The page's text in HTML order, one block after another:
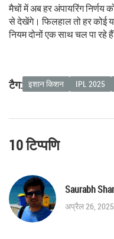
मैचों में अब हर अंपायरिंग
से देखेंगे। फिलहाल तो हर कोई
नियम दोनों एक साथ चल पा रहे
टैग: इशान किशन IPL 2025
10 टिप्पणि
Saurabh
अप्रैल 26,